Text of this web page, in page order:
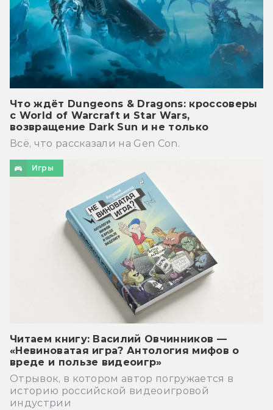
Что ждёт Dungeons & Dragons: кроссоверы
с World of Warcraft и Star Wars,
возвращение Dark Sun и не только
Всё, что рассказали на Gen Con.
Игры
Читаем книгу: Василий Овчинников —
«Невиноватая игра? Антология мифов о
вреде и пользе видеоигр»
Отрывок, в котором автор погружается в
историю российской видеоигровой
индустрии